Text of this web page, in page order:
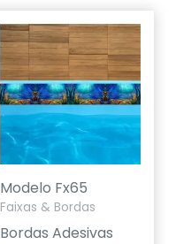
Modelo Fx65
Faixas & Bordas
Bordas Adesivas